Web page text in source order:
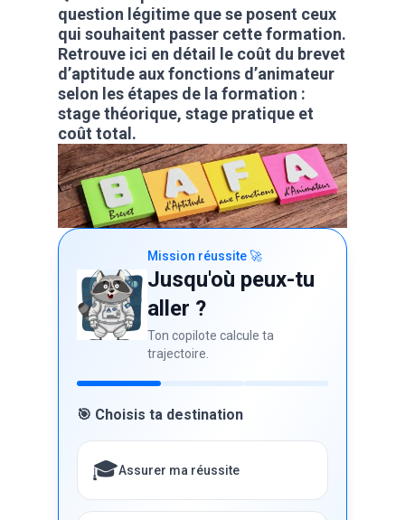
question légitime que se posent ceux
qui souhaitent passer cette formation.
Retrouve ici en détail le coût du brevet
d’aptitude aux fonctions d’animateur
selon les étapes de la formation :
stage théorique, stage pratique et
coût total.
Mission réussite 🚀
Jusqu'où peux-tu
aller ?
Ton copilote calcule ta
trajectoire.
🎯 Choisis ta destination
🎓Assurer ma réussite